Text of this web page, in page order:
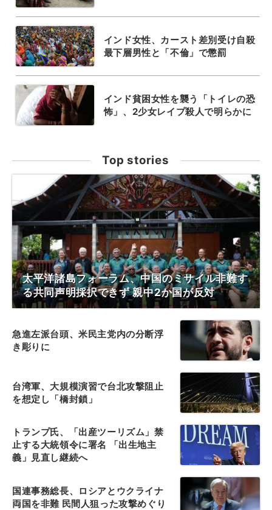
インド女性、カースト差別受け自殺
最下層男性と「不倫」で懲罰
インド貧困女性を襲う「トイレの恐
怖」、2少女レイプ殺人で明らかに
Top stories
太平洋諸島フォーラム、中国のミサイル非難す
る共同声明採択できず 親中2か国が反対
急進左派台頭、米民主党内の分断浮
き彫りに
台湾軍、大規模演習で台北攻撃阻止
を想定し「橋封鎖」
トランプ氏、「出産ツーリズム」禁
止する大統領令に署名 「出生地主
義」見直し継続へ
国連事務総長、ロシアとウクライナ
両国を非難 民間人狙った攻撃めぐり